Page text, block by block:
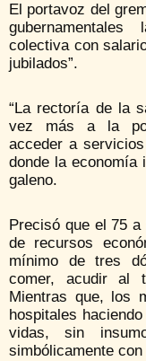
El portavoz del
colectiva con
jubilados”.
“La rectoría de la
vez más a la
acceder a
donde la economía
galeno.
Precisó que el 75
de recursos
mínimo de tres
comer, acudir al
Mientras que, los
hospitales
vidas, sin
simbólicamente con